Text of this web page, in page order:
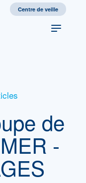
Centre de veille
de
-